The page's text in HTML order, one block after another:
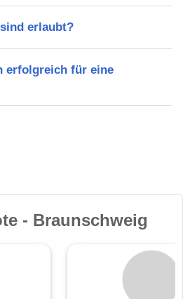
erlaubt?
erfolgreich für eine
- Braunschweig